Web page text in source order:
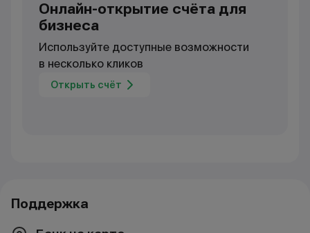
Онлайн-открытие счёта для
бизнеса
Используйте доступные возможности
в несколько кликов
Открыть счёт
Поддержка